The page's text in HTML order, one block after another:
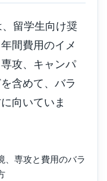
留学生向け奨
間費用のイメ
攻、キャンパ
含めて、バラ
向いていま
、専攻と費用のバラ